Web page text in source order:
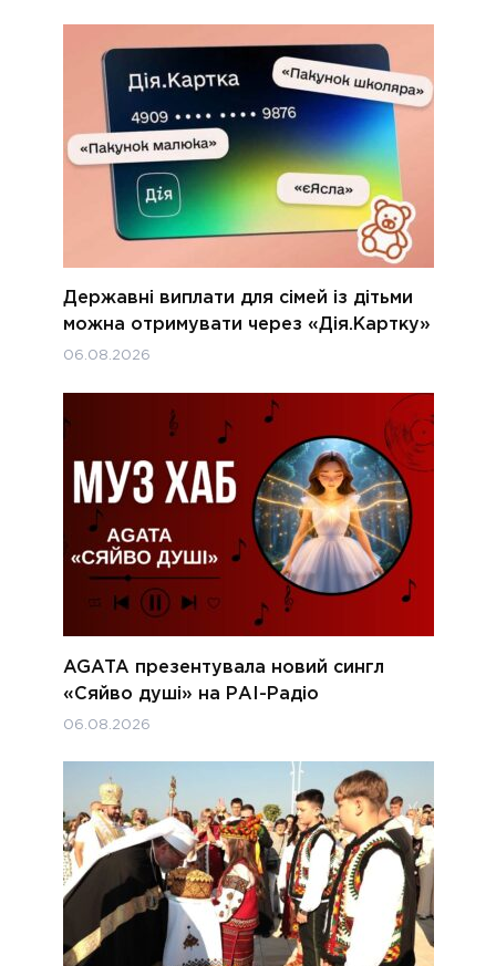
Державні виплати для сімей із дітьми
можна отримувати через «Дія.Картку»
06.08.2026
AGATA презентувала новий сингл
«Сяйво душі» на РАІ-Радіо
06.08.2026